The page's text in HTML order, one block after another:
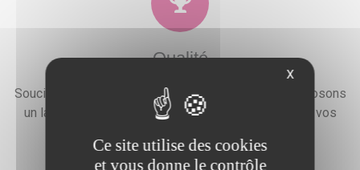
Qualité
Soucieux de la satisfaction de nos clients, nous proposons
un large choix de prestations qui combleront toutes vos
X
Ce site utilise des cookies
et vous donne le contrôle